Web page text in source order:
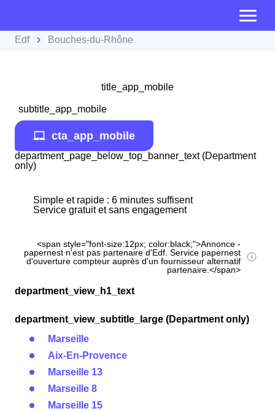
Edf Bouches-du-Rhône
title_app_mobile
subtitle_app_mobile
cta_app_mobile
department_page_below_top_banner_text (Department
only)
Simple et rapide : 6 minutes suffisent
Service gratuit et sans engagement
<span style="font-size:12px; color:black;">Annonce -
papernest n'est pas partenaire d'Edf. Service papernest
d'ouverture compteur auprès d'un fournisseur alternatif
partenaire.</span>
department_view_h1_text
department_view_subtitle_large (Department only)
Marseille
Aix-En-Provence
Marseille 13
Marseille 8
Marseille 15